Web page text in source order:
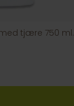
tjære 750 ml.